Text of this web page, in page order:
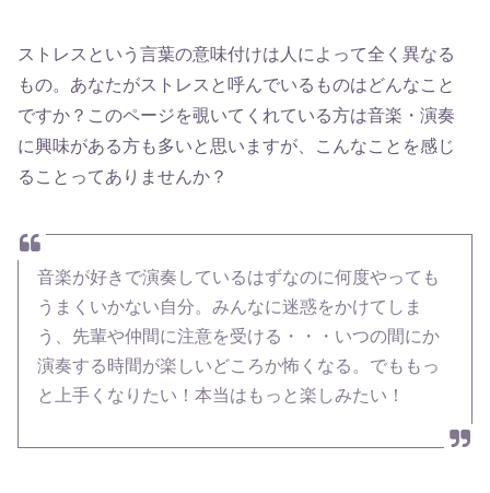
ストレスという言葉の意味付けは人によって全く異なる
もの。あなたがストレスと呼んでいるものはどんなこと
ですか？このページを覗いてくれている方は音楽・演奏
に興味がある方も多いと思いますが、こんなことを感じ
ることってありませんか？
音楽が好きで演奏しているはずなのに何度やっても
うまくいかない自分。みんなに迷惑をかけてしま
う、先輩や仲間に注意を受ける・・・いつの間にか
演奏する時間が楽しいどころか怖くなる。でももっ
と上手くなりたい！本当はもっと楽しみたい！